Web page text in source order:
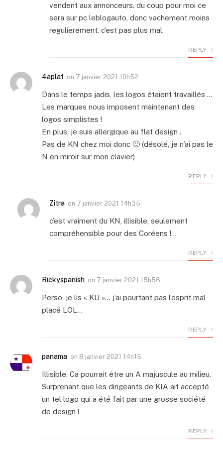
vendent aux annonceurs. du coup pour moi ce
sera sur pc leblogauto, donc vachement moins
regulierement. c’est pas plus mal.
REPLY
4aplat on 7 janvier 2021 10h52
Dans le temps jadis, les logos étaient travaillés …
Les marques nous imposent maintenant des
logos simplistes !
En plus, je suis allergique au flat design .
Pas de KN chez moi donc 🙂 (désolé, je n’ai pas le
N en miroir sur mon clavier)
REPLY
Zitra on 7 janvier 2021 14h35
c’est vraiment du KN, illisible, seulement
compréhensible pour des Coréens !…
REPLY
Rickyspanish on 7 janvier 2021 15h56
Perso, je lis « KU »… j’ai pourtant pas l’esprit mal
placé LOL…
REPLY
panama on 8 janvier 2021 14h15
Illisible. Ca pourrait être un A majuscule au milieu.
Surprenant que les dirigeants de KIA ait accepté
un tel logo qui a été fait par une grosse société
de design !
REPLY